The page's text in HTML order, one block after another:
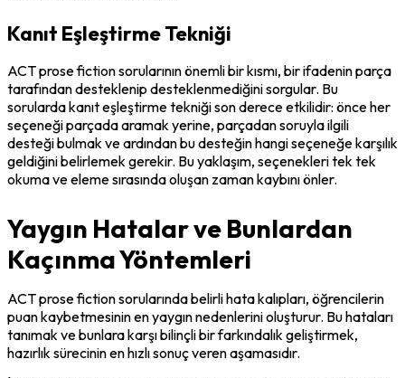
Kanıt Eşleştirme Tekniği
ACT prose fiction sorularının önemli bir kısmı, bir ifadenin parça
tarafından desteklenip desteklenmediğini sorgular. Bu
sorularda kanıt eşleştirme tekniği son derece etkilidir: önce her
seçeneği parçada aramak yerine, parçadan soruyla ilgili
desteği bulmak ve ardından bu desteğin hangi seçeneğe karşılık
geldiğini belirlemek gerekir. Bu yaklaşım, seçenekleri tek tek
okuma ve eleme sırasında oluşan zaman kaybını önler.
Yaygın Hatalar ve Bunlardan
Kaçınma Yöntemleri
ACT prose fiction sorularında belirli hata kalıpları, öğrencilerin
puan kaybetmesinin en yaygın nedenlerini oluşturur. Bu hataları
tanımak ve bunlara karşı bilinçli bir farkındalık geliştirmek,
hazırlık sürecinin en hızlı sonuç veren aşamasıdır.